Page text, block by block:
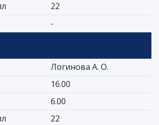
22
-
Логинова А. О.
16.00
6.00
22